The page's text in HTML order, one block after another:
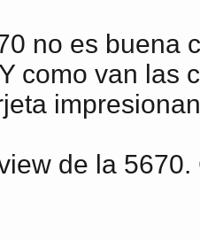
no es buena
como van las
de la